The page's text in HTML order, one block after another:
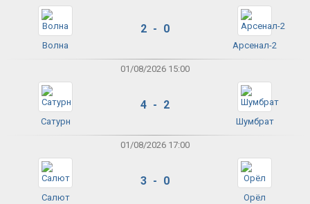
Волна
2 - 0
Арсенал-2
01/08/2026 15:00
Сатурн
4 - 2
Шумбрат
01/08/2026 17:00
Салют
3 - 0
Орёл